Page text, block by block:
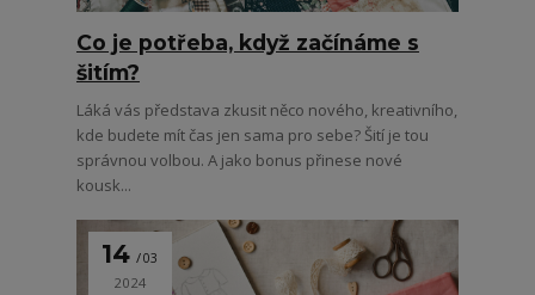
Co je potřeba, když začínáme s
šitím?
Láká vás představa zkusit něco nového, kreativního,
kde budete mít čas jen sama pro sebe? Šití je tou
správnou volbou. A jako bonus přinese nové
kousk...
14 03
2024